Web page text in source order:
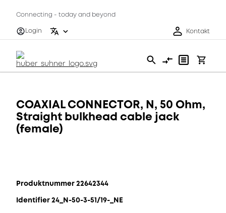
Connecting - today and beyond
Login
Kontakt
COAXIAL CONNECTOR, N, 50 Ohm,
Straight bulkhead cable jack
(female)
Produktnummer 22642344
Identifier 24_N-50-3-51/19-_NE